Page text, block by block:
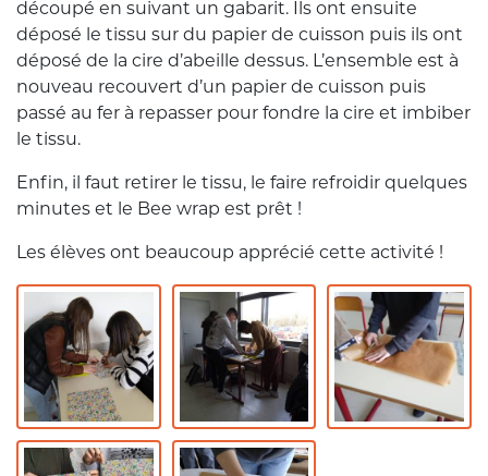
découpé en suivant un gabarit. Ils ont ensuite
déposé le tissu sur du papier de cuisson puis ils ont
déposé de la cire d’abeille dessus. L’ensemble est à
nouveau recouvert d’un papier de cuisson puis
passé au fer à repasser pour fondre la cire et imbiber
le tissu.
Enfin, il faut retirer le tissu, le faire refroidir quelques
minutes et le Bee wrap est prêt !
Les élèves ont beaucoup apprécié cette activité !